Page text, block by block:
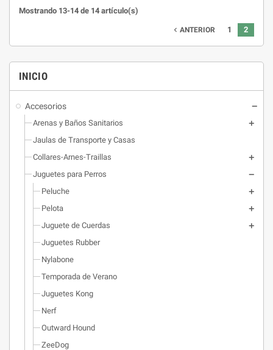
INICIO
Accesorios
Arenas y Baños Sanitarios
Jaulas de Transporte y Casas
Collares-Arnes-Traillas
Juguetes para Perros
Peluche
Pelota
Juguete de Cuerdas
Juguetes Rubber
Nylabone
Temporada de Verano
Juguetes Kong
Nerf
Outward Hound
ZeeDog
que tu perro pueda roer según su
Mostrando 13-14 de 14 artículo(s)
navigate_before ANTERIOR 1 2